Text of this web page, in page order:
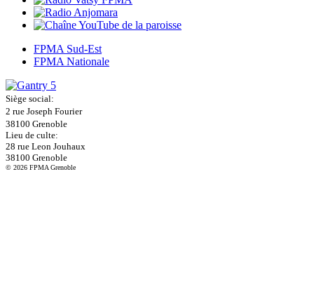
FPMA Sud-Est
FPMA Nationale
Siège social:
2 rue Joseph Fourier
38100 Grenoble
Lieu de culte:
28 rue Leon Jouhaux
38100 Grenoble
© 2026 FPMA Grenoble